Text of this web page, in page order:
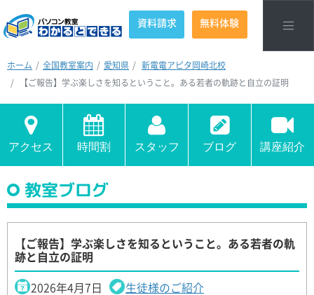
資料請求 無料体験
ホーム 全国教室案内 愛知県
新電電アピタ岡崎北校
【ご報告】学ぶ楽しさを知るということ。ある若者の軌跡と自立の証明
アクセス 時間割 スタッフ ブログ 講座紹介
教室ブログ
【ご報告】学ぶ楽しさを知るということ。ある若者の軌
跡と自立の証明
2026年4月7日
生徒様のご紹介